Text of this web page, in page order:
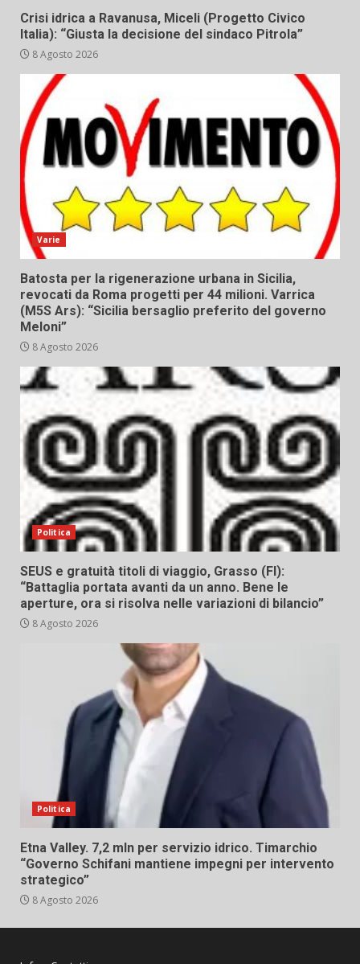
Crisi idrica a Ravanusa, Miceli (Progetto Civico
Italia): “Giusta la decisione del sindaco Pitrola”
8 Agosto 2026
Varie
Batosta per la rigenerazione urbana in Sicilia,
revocati da Roma progetti per 44 milioni. Varrica
(M5S Ars): “Sicilia bersaglio preferito del governo
Meloni”
8 Agosto 2026
Politica
SEUS e gratuità titoli di viaggio, Grasso (FI):
“Battaglia portata avanti da un anno. Bene le
aperture, ora si risolva nelle variazioni di bilancio”
8 Agosto 2026
Politica
Etna Valley. 7,2 mln per servizio idrico. Timarchio
“Governo Schifani mantiene impegni per intervento
strategico”
8 Agosto 2026